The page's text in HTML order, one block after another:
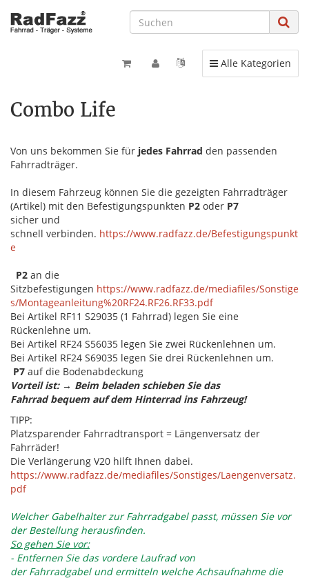
Toggle navigation
Alle Kategorien
Combo Life
Von uns bekommen Sie für jedes Fahrrad den passenden
Fahrradträger.
In diesem Fahrzeug können Sie die gezeigten Fahrradträger
(Artikel) mit den Befestigungspunkten P2 oder P7
sicher und
schnell verbinden. https://www.radfazz.de/Befestigungspunkt
e
P2 an die
Sitzbefestigungen https://www.radfazz.de/mediafiles/Sonstige
s/Montageanleitung%20RF24.RF26.RF33.pdf
Bei Artikel RF11 S29035 (1 Fahrrad) legen Sie eine
Rückenlehne um.
Bei Artikel RF24 S56035 legen Sie zwei Rückenlehnen um.
Bei Artikel RF24 S69035 legen Sie drei Rückenlehnen um.
P7 auf die Bodenabdeckung
Vorteil ist: → Beim beladen schieben Sie das
Fahrrad bequem auf dem Hinterrad ins Fahrzeug!
TIPP:
Platzsparender Fahrradtransport = Längenversatz der
Fahrräder!
Die Verlängerung V20 hilft Ihnen dabei.
https://www.radfazz.de/mediafiles/Sonstiges/Laengenversatz.
pdf
Welcher Gabelhalter zur Fahrradgabel passt, müssen Sie vor
der Bestellung herausfinden.
So gehen Sie vor:
- Entfernen Sie das vordere Laufrad von
der Fahrradgabel und ermitteln welche Achsaufnahme die